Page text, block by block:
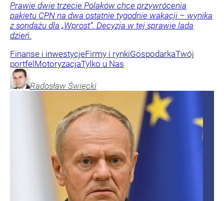
Prawie dwie trzecie Polaków chce przywrócenia
pakietu CPN na dwa ostatnie tygodnie wakacji – wynika
z sondażu dla „Wprost”. Decyzja w tej sprawie lada
dzień.
Finanse i inwestycjeFirmy i rynkiGospodarkaTwój
portfel MotoryzacjaTylko u Nas
Radosław Święcki